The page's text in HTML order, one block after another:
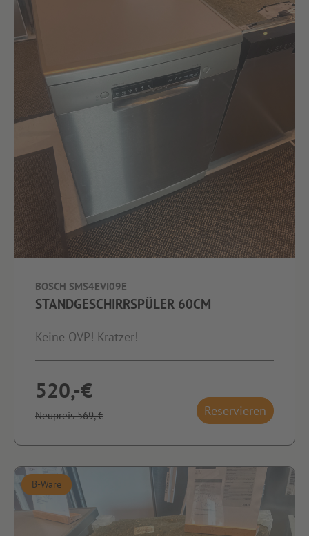
BOSCH SMS4EVI09E
STANDGESCHIRRSPÜLER 60CM
Keine OVP! Kratzer!
520,-€
Neupreis 569,-€ Reservieren
B-Ware